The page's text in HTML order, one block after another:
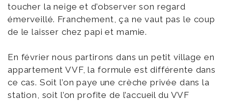
toucher la neige et d’observer son regard
émerveillé. Franchement, ça ne vaut pas le coup
de le laisser chez papi et mamie.
En février nous partirons dans un petit village en
appartement VVF, la formule est différente dans
ce cas. Soit l’on paye une crèche privée dans la
station, soit l’on profite de l’accueil du VVF